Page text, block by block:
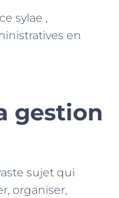
sylae ,
en
gestion
sujet qui
organiser,